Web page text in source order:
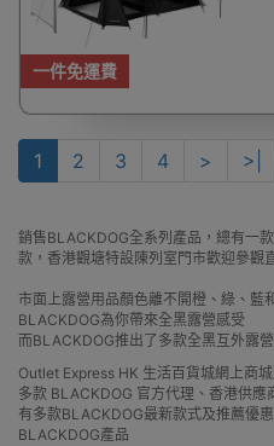
一件免運費
1 2 3 4 >
>|
銷售BLACKDOG全系列產品，總有一
款，香港觀塘特設陳列室門市歡迎參觀
市面上露營用品顏色離不開橙、綠、藍
BLACKDOG為你帶來全黑露營感受
而BLACKDOG推出了多款全黑互外露
Outlet Express HK 生活百貨城網上商
多款 BLACKDOG 官方代理、香港供
有多款BLACKDOG最新款式及推薦優
BLACKDOG產品